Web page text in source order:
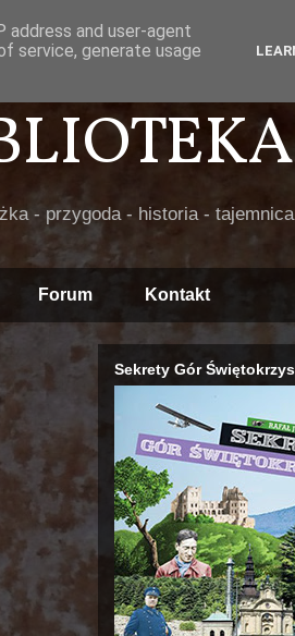
- przygoda - historia -
Forum Kontakt
Sekrety Gór
address and user-agent
service, generate usage